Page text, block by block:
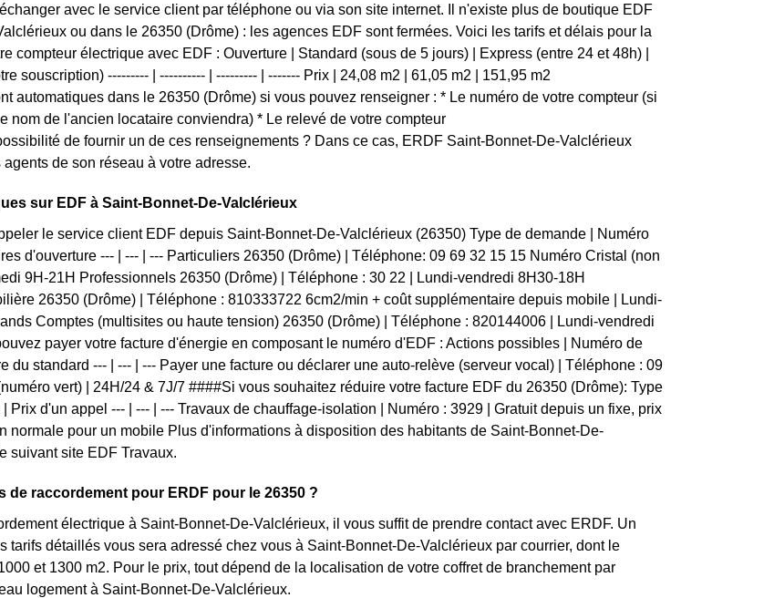
avec le service client par téléphone ou via son site internet. Il n'existe plus de boutique EDF
ou dans le 26350 (Drôme) : les agences EDF sont fermées. Voici les tarifs et délais pour la
compteur électrique avec EDF : Ouverture | Standard (sous de 5 jours) | Express (entre 24 et 48h) |
souscription) --------- | ---------- | --------- | ------- Prix | 24,08 m2 | 61,05 m2 | 151,95 m2
automatiques dans le 26350 (Drôme) si vous pouvez renseigner : * Le numéro de votre compteur (si
nom de l'ancien locataire conviendra) * Le relevé de votre compteur
de fournir un de ces renseignements ? Dans ce cas, ERDF Saint-Bonnet-De-Valclérieux
de son réseau à votre adresse.
sur EDF à Saint-Bonnet-De-Valclérieux
le service client EDF depuis Saint-Bonnet-De-Valclérieux (26350) Type de demande | Numéro
d'ouverture --- | --- | --- Particuliers 26350 (Drôme) | Téléphone: 09 69 32 15 15 Numéro Cristal (non
9H-21H Professionnels 26350 (Drôme) | Téléphone : 30 22 | Lundi-vendredi 8H30-18H
26350 (Drôme) | Téléphone : 810333722 6cm2/min + coût supplémentaire depuis mobile | Lundi-
Comptes (multisites ou haute tension) 26350 (Drôme) | Téléphone : 820144006 | Lundi-vendredi
payer votre facture d'énergie en composant le numéro d'EDF : Actions possibles | Numéro de
du standard --- | --- | --- Payer une facture ou déclarer une auto-relève (serveur vocal) | Téléphone : 09
vert) | 24H/24 & 7J/7 ####Si vous souhaitez réduire votre facture EDF du 26350 (Drôme): Type
Prix d'un appel --- | --- | --- Travaux de chauffage-isolation | Numéro : 3929 | Gratuit depuis un fixe, prix
normale pour un mobile Plus d'informations à disposition des habitants de Saint-Bonnet-De-
suivant site EDF Travaux.
de raccordement pour ERDF pour le 26350 ?
électrique à Saint-Bonnet-De-Valclérieux, il vous suffit de prendre contact avec ERDF. Un
tarifs détaillés vous sera adressé chez vous à Saint-Bonnet-De-Valclérieux par courrier, dont le
et 1300 m2. Pour le prix, tout dépend de la localisation de votre coffret de branchement par
logement à Saint-Bonnet-De-Valclérieux.